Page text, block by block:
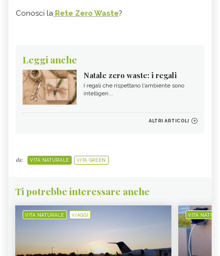
Conosci la Rete Zero Waste?
Leggi anche
Natale zero waste: i regali
I regali che rispettano l'ambiente sono
intelligen...
ALTRI ARTICOLI
da: VITA NATURALE VITA GREEN
Ti potrebbe interessare anche
VITA NATURALE VIAGGI VITA